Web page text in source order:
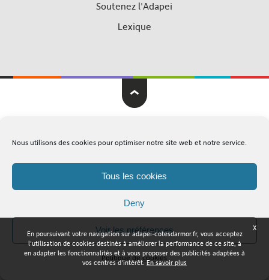
Nous utilisons des cookies pour optimiser notre site web et notre service.
Tous les cookies
Deny
Voir les préférences
Politique de cookies
Soutenez l'Adapei
Lexique
X
En poursuivant votre navigation sur adapei-cotesdarmor.fr, vous acceptez
l'utilisation de cookies destinés à améliorer la performance de ce site, à
en adapter les fonctionnalités et à vous proposer des publicités adaptées à
vos centres d'intérêt.En savoir plus